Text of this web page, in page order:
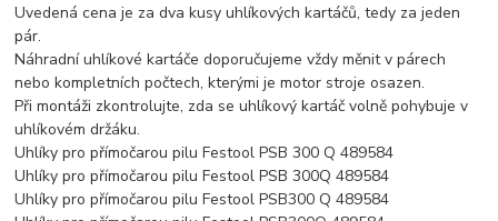
Uvedená cena je za dva kusy uhlíkových kartáčů, tedy za jeden
pár.
Náhradní uhlíkové kartáče doporučujeme vždy měnit v párech
nebo kompletních počtech, kterými je motor stroje osazen.
Při montáži zkontrolujte, zda se uhlíkový kartáč volně pohybuje v
uhlíkovém držáku.
Uhlíky pro přímočarou pilu Festool PSB 300 Q 489584
Uhlíky pro přímočarou pilu Festool PSB 300Q 489584
Uhlíky pro přímočarou pilu Festool PSB300 Q 489584